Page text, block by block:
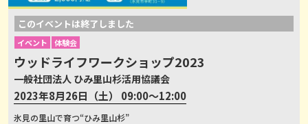
このイベントは終了しました
イベント 体験会
ウッドライフワークショップ2023
一般社団法人 ひみ里山杉活用協議会
2023年8月26日（土） 09:00～12:00
氷見の里山で育つ“ひみ里山杉”